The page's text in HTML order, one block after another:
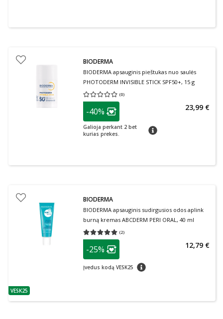
BIODERMA
BIODERMA apsauginis pieštukas nuo saulės
PHOTODERM INVISIBLE STICK SPF50+, 15 g
(0)
Vidutinis įvertinimas 0.00
patarimas
Lojalumo klubo narių nuolaida
-40%
Galioja perkant 2 bet
kurias prekes.
patarimas
23,99 €
patarimas
VESK25
BIODERMA
BIODERMA apsauginis sudirgusios odos aplink
burną kremas ABCDERM PERI ORAL, 40 ml
(2)
Vidutinis įvertinimas 5.00
patarimas
Lojalumo klubo narių nuolaida
-25%
Įvedus kodą VESK25 patarimas
12,79 €